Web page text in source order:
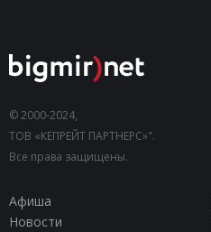
© 2000-2024,
ТОВ «КЕПРЕЙТ ПАРТНЕРС»".
Все права защищены.
Афиша
Новости